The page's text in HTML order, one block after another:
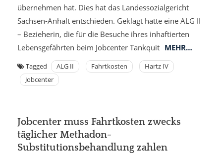
übernehmen hat. Dies hat das Landessozialgericht
Sachsen-Anhalt entschieden. Geklagt hatte eine ALG II
– Bezieherin, die für die Besuche ihres inhaftierten
Lebensgefährten beim Jobcenter Tankquit MEHR…
Tagged ALG II Fahrtkosten
Hartz IV
Jobcenter
Jobcenter muss Fahrtkosten zwecks
täglicher Methadon-
Substitutionsbehandlung zahlen